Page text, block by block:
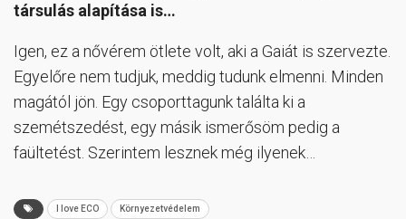
társulás alapítása is…
Igen, ez a nővérem ötlete volt, aki a Gaiát is szervezte.
Egyelőre nem tudjuk, meddig tudunk elmenni. Minden
magától jön. Egy csoporttagunk találta ki a
szemétszedést, egy másik ismerősöm pedig a
faültetést. Szerintem lesznek még ilyenek…
I love ECO Környezetvédelem